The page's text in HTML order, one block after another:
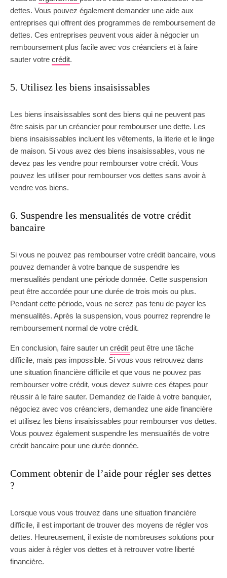
dettes. Vous pouvez également demander une aide aux
entreprises qui offrent des programmes de remboursement de
dettes. Ces entreprises peuvent vous aider à négocier un
remboursement plus facile avec vos créanciers et à faire
sauter votre crédit.
5. Utilisez les biens insaisissables
Les biens insaisissables sont des biens qui ne peuvent pas
être saisis par un créancier pour rembourser une dette. Les
biens insaisissables incluent les vêtements, la literie et le linge
de maison. Si vous avez des biens insaisissables, vous ne
devez pas les vendre pour rembourser votre crédit. Vous
pouvez les utiliser pour rembourser vos dettes sans avoir à
vendre vos biens.
6. Suspendre les mensualités de votre crédit
bancaire
Si vous ne pouvez pas rembourser votre crédit bancaire, vous
pouvez demander à votre banque de suspendre les
mensualités pendant une période donnée. Cette suspension
peut être accordée pour une durée de trois mois ou plus.
Pendant cette période, vous ne serez pas tenu de payer les
mensualités. Après la suspension, vous pourrez reprendre le
remboursement normal de votre crédit.
En conclusion, faire sauter un crédit peut être une tâche
difficile, mais pas impossible. Si vous vous retrouvez dans
une situation financière difficile et que vous ne pouvez pas
rembourser votre crédit, vous devez suivre ces étapes pour
réussir à le faire sauter. Demandez de l’aide à votre banquier,
négociez avec vos créanciers, demandez une aide financière
et utilisez les biens insaisissables pour rembourser vos dettes.
Vous pouvez également suspendre les mensualités de votre
crédit bancaire pour une durée donnée.
Comment obtenir de l’aide pour régler ses dettes
?
Lorsque vous vous trouvez dans une situation financière
difficile, il est important de trouver des moyens de régler vos
dettes. Heureusement, il existe de nombreuses solutions pour
vous aider à régler vos dettes et à retrouver votre liberté
financière.